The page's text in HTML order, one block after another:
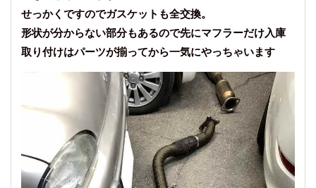
せっかくですのでガスケットも全交換。
形状が分からない部分もあるので先にマフラーだけ入庫
取り付けはパーツが揃ってから一気にやっちゃいます